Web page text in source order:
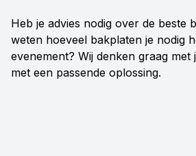
Heb je advies nodig over de beste
weten hoeveel bakplaten je nodig
evenement? Wij denken graag met
met een passende oplossing.